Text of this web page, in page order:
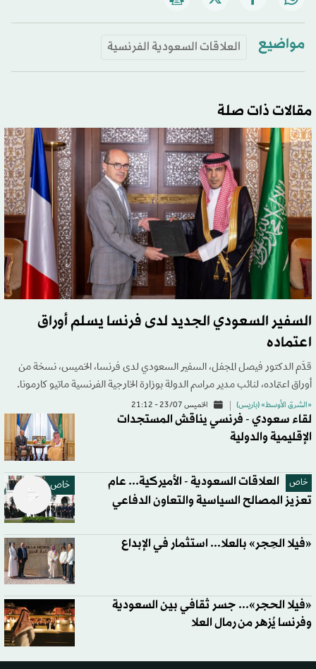
مواضيع العلاقات السعودية الفرنسية
مقالات ذات صلة
السفير السعودي الجديد لدى فرنسا يسلم أوراق
اعتماده
قدَّم الدكتور فيصل المجفل، السفير السعودي لدى فرنسا، الخميس، نسخة من
أوراق اعتماده، لنائب مدير مراسم الدولة بوزارة الخارجية الفرنسية ماتيو كارمونا.
«الشرق الأوسط» (باريس) الخميس 23/07 - 21:12
لقاء سعودي - فرنسي يناقش المستجدات
الإقليمية والدولية
خاص خاص
العلاقات السعودية - الأميركية... عام
تعزيز المصالح السياسية والتعاون الدفاعي
«فيلا الحِجر» بالعلا... استثمار في الإبداع
«فيلا الحجر»... جسر ثقافي بين السعودية
وفرنسا يُزهر من رمال العلا